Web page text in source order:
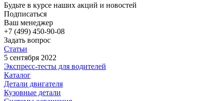
Будьте в курсе наших акций и новостей
Подписаться
Ваш менеджер
+7 (499) 450-90-08
Задать вопрос
Статьи
5 сентября 2022
Экспресс-тесты для водителей
Каталог
Детали двигателя
Кузовные детали